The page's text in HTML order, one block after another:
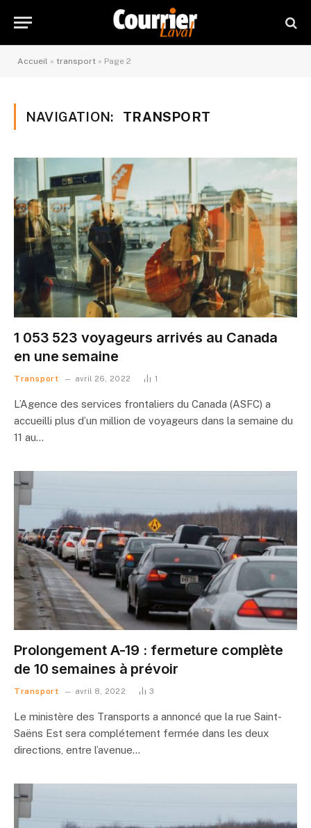
Accueil » transport » Page 2
NAVIGATION: TRANSPORT
1 053 523 voyageurs arrivés au Canada
en une semaine
Transport avril 26, 2022 1
L’Agence des services frontaliers du Canada (ASFC) a
accueilli plus d’un million de voyageurs dans la semaine du
11 au…
Prolongement A-19 : fermeture complète
de 10 semaines à prévoir
Transport avril 8, 2022 3
Le ministère des Transports a annoncé que la rue Saint-
Saëns Est sera complétement fermée dans les deux
directions, entre l’avenue…